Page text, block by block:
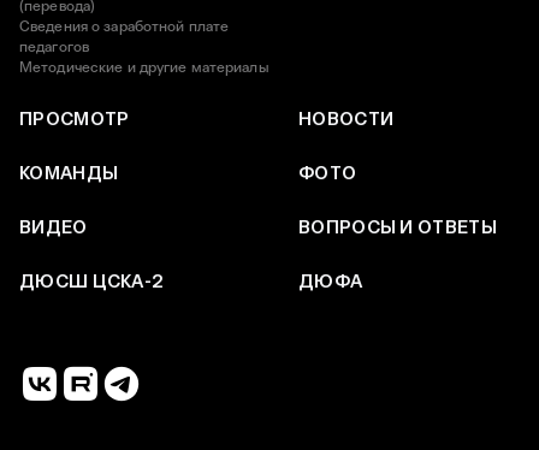
(перевода)
Сведения о заработной плате
педагогов
Методические и другие материалы
ПРОСМОТР НОВОСТИ
КОМАНДЫ ФОТО
ВИДЕО ВОПРОСЫ И ОТВЕТЫ
ДЮСШ ЦСКА-2 ДЮФА